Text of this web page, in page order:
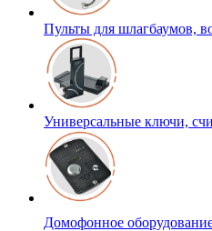
Пульты для шлагбаумов,
Универсальные ключи,
Домофонное